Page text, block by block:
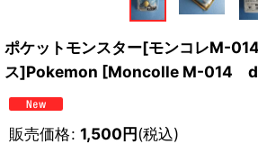
ポケットモンスター[モンコレM-
ス]Pokemon [Moncolle M-014
販売価格: 1,500円(税込)